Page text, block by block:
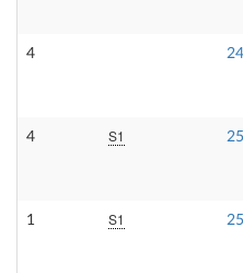
4
4 S1
1 S1